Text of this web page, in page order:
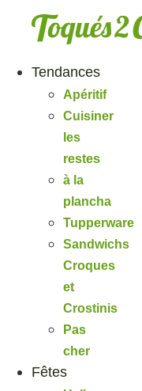
Tendances
Apéritif
Cuisiner
les
restes
à la
plancha
Tupperware
Sandwichs
Croques
et
Crostinis
Pas
cher
Fêtes